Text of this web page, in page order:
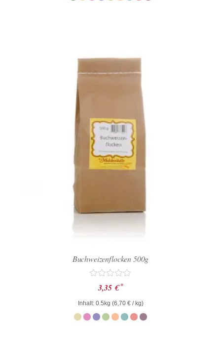
Buchweizenflocken 500g
Bewertet
mit
0
von
5
3,35 € *
Inhalt: 0.5kg (6,70 €/ kg)